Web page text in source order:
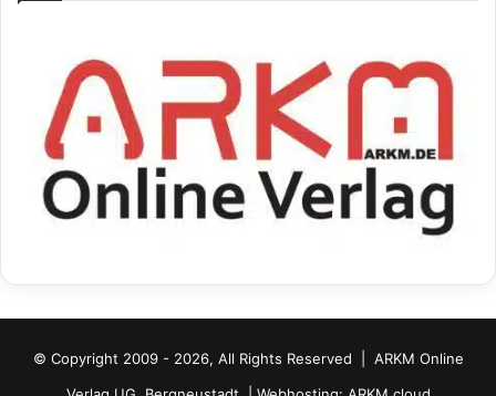
© Copyright 2009 - 2026, All Rights Reserved | ARKM Online